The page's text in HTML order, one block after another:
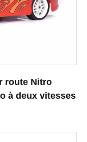
route Nitro
à deux vitesses